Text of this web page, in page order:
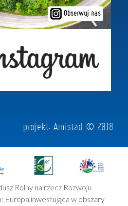
Obserwuj nas
projekt: Amistad © 2018
Rolny na rzecz Rozwoju
Europa inwestująca w obszary